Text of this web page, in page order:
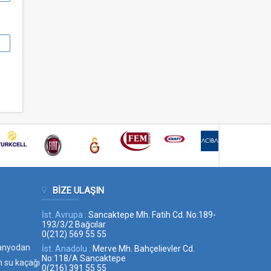
kaçağı
BIZE ULAŞIN
İst. Avrupa : Sancaktepe Mh. Fatih Cd. No:189-
193/3/2 Bağcılar
0(212) 569 55 55
İst. Anadolu : Merve Mh. Bahçelievler Cd.
No:118/A Sancaktepe
0(216) 391 55 55